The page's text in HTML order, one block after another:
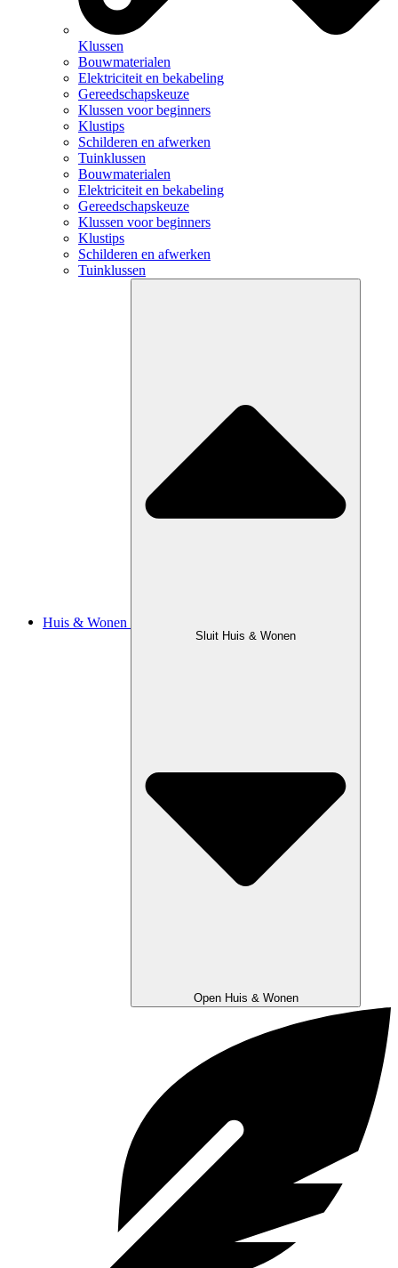
Klussen
Bouwmaterialen
Elektriciteit en bekabeling
Gereedschapskeuze
Klussen voor beginners
Klustips
Schilderen en afwerken
Tuinklussen
Bouwmaterialen
Elektriciteit en bekabeling
Gereedschapskeuze
Klussen voor beginners
Klustips
Schilderen en afwerken
Tuinklussen
Huis & Wonen
Sluit Huis & Wonen
Open Huis & Wonen